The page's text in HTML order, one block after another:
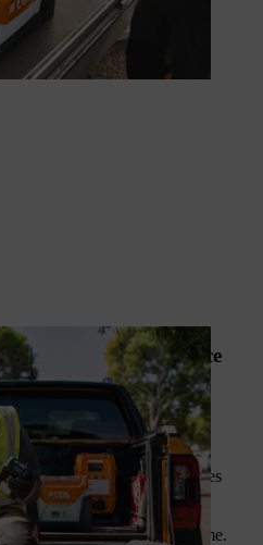
pour une puissance
en douceur vos batteries
de charge
, les batteries
et fiable, même après des
réduisez ainsi les coûts de
de vos opérations et
et rentable sur le long terme.